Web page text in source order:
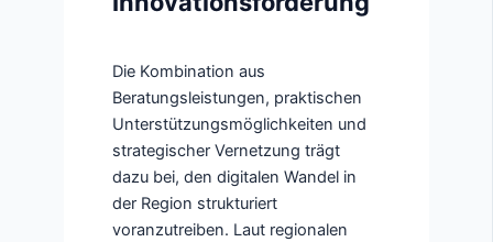
Die Kombination aus
Beratungsleistungen, praktischen
Unterstützungsmöglichkeiten und
strategischer Vernetzung trägt
dazu bei, den digitalen Wandel in
der Region strukturiert
voranzutreiben. Laut regionalen